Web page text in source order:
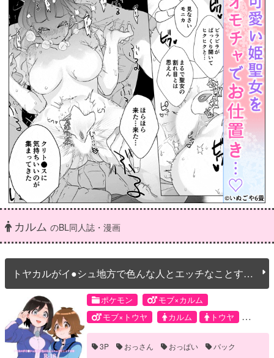
カルム のBL同人誌・漫画
トヤカルがイ●シュ地方で色んな人とエッチなことする
ポケモン
モブ×カルム
モブ×トウヤ
カルム
トウヤ
モブ
3P おっさん おっぱい
バック